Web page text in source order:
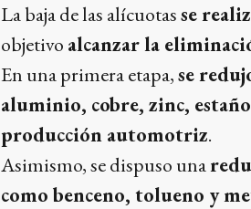
La baja de las alícuotasse
objetivo alcanzar la
En una primera etapa,se
aluminio, cobre, zinc,
producción automotriz.
Asimismo, se dispuso una
como benceno, tolueno y